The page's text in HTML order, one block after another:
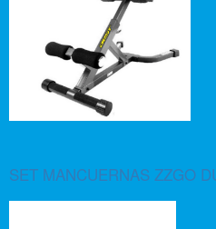
SET MANCUERNAS ZZGO